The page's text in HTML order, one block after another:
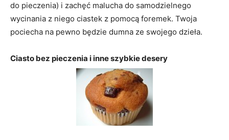
do pieczenia) i zachęć malucha do samodzielnego
wycinania z niego ciastek z pomocą foremek. Twoja
pociecha na pewno będzie dumna ze swojego dzieła.
Ciasto bez pieczenia i inne szybkie desery